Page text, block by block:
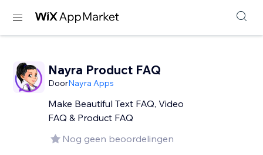
Nayra Product FAQ
DoorNayra Apps
Make Beautiful Text FAQ, Video
FAQ & Product FAQ
Nog geen beoordelingen